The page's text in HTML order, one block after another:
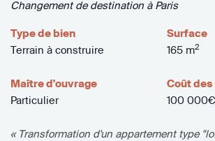
Changement de destination à Paris
Type de bien
Terrain à construire
Surface
165 m2
Maître d'ouvrage
Particulier
Coût
100 000€
« Transformation d'un appartement type